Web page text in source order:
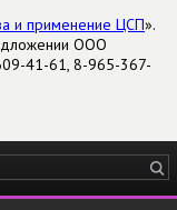
и применение ЦСП».
ООО
41-61, 8-965-367-